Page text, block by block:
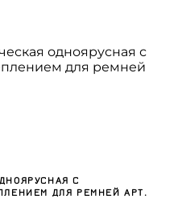
С
ДЛЯ РЕМНЕЙ АРТ.